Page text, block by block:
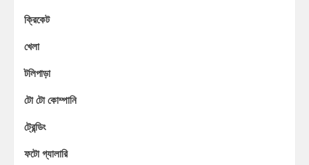
ক্রিকেট
খেলা
টলিপাড়া
টো টো কোম্পানি
ট্রেন্ডিং
ফটো গ্যালারি